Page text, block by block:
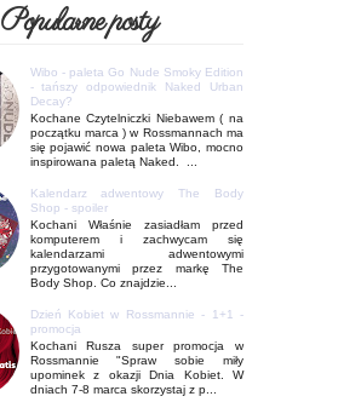
Popularne posty
Wibo - paleta Go Nude Smoky Edition
- tańszy odpowiednik Naked Urban
Decay?
Kochane Czytelniczki Niebawem ( na
początku marca ) w Rossmannach ma
się pojawić nowa paleta Wibo, mocno
inspirowana paletą Naked. ...
Kalendarz adwentowy The Body
Shop - spoiler
Kochani Właśnie zasiadłam przed
komputerem i zachwycam się
kalendarzami adwentowymi
przygotowanymi przez markę The
Body Shop. Co znajdzie...
Dzień Kobiet w Rossmannie - 1+1 -
promocja
Kochani Rusza super promocja w
Rossmannie "Spraw sobie miły
upominek z okazji Dnia Kobiet. W
dniach 7-8 marca skorzystaj z p...